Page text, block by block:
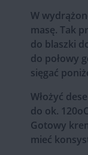
W
masę. Tak
do blaszki
do połowy
sięgać
Włożyć
do ok.
Gotowy
mieć